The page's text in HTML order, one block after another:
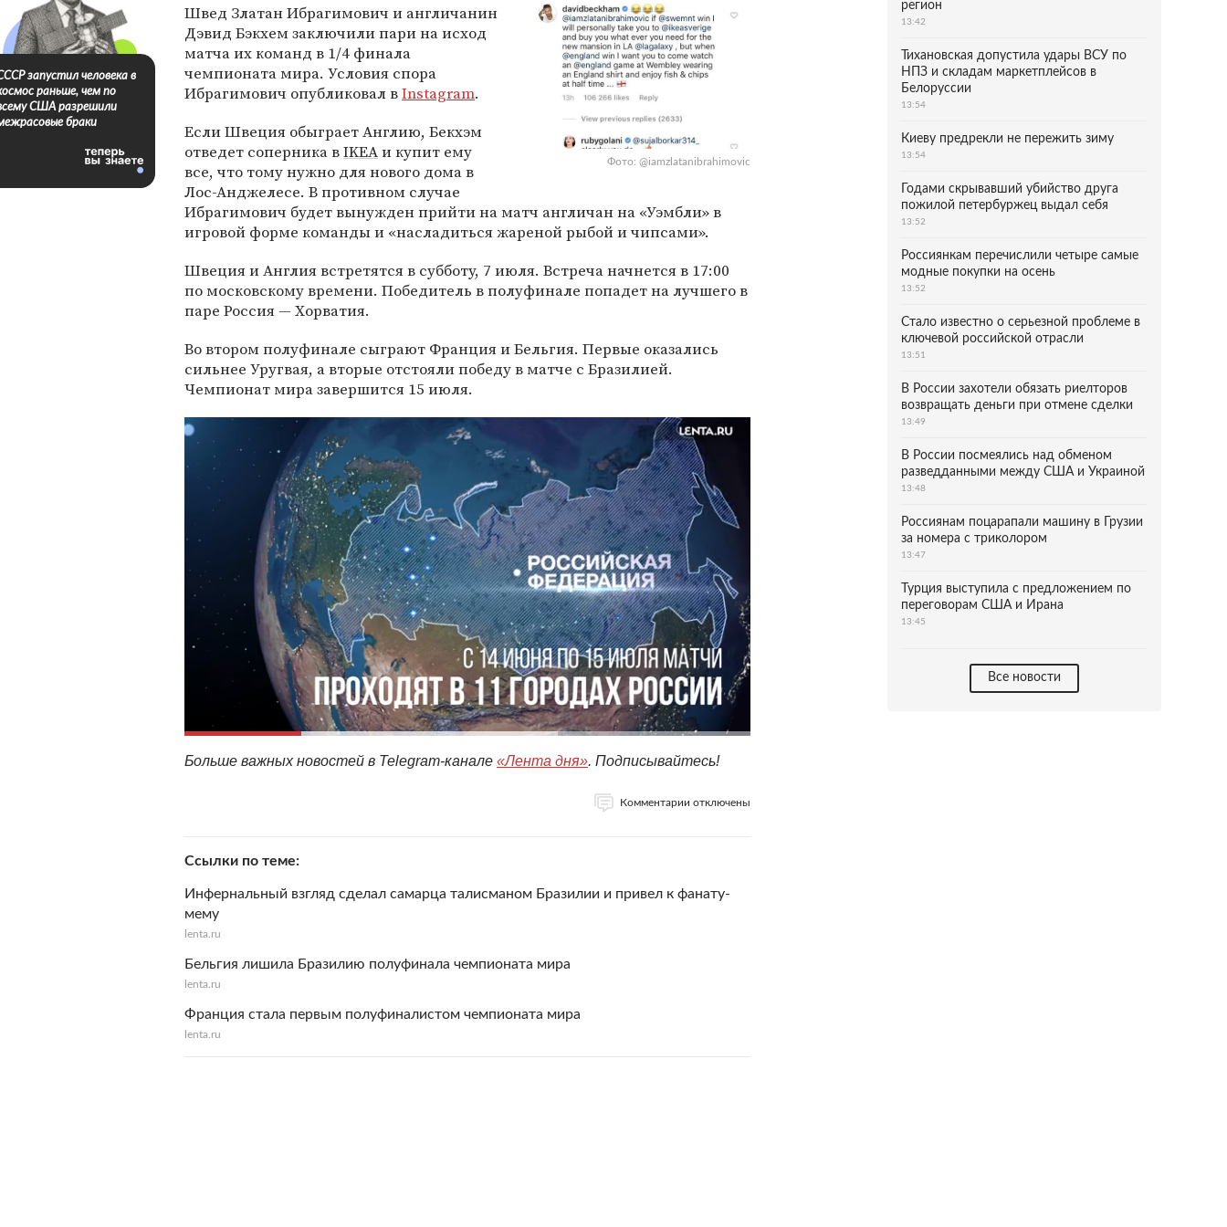
Фото: @iamzlatanibrahimovic
Швед Златан Ибрагимович и англичанин
Дэвид Бэкхем заключили пари на исход
матча их команд в 1/4 финала
чемпионата мира. Условия спора
Ибрагимович опубликовал вInstagram.
Если Швеция обыграет Англию, Бекхэм
отведет соперника вIKEAи купит ему
все, что тому нужно для нового дома в
Лос-Анджелесе. В противном случае
Ибрагимович будет вынужден прийти на матч англичан на «Уэмбли» в
игровой форме команды и «насладиться жареной рыбой и чипсами».
Швеция и Англия встретятся в субботу, 7 июля. Встреча начнется в 17:00
по московскому времени. Победитель в полуфинале попадет на лучшего в
паре Россия — Хорватия.
Во втором полуфинале сыграют Франция и Бельгия. Первые оказались
сильнее Уругвая, а вторые отстояли победу в матче с Бразилией.
Чемпионат мира завершится 15 июля.
Больше важных новостей в Telegram-канале «Лента дня». Подписывайтесь!
Комментарии отключены
Ссылки по теме
Инфернальный взгляд сделал самарца талисманом Бразилии и привел к фанату-
мему
lenta.ru
Бельгия лишила Бразилию полуфинала чемпионата мира
lenta.ru
Франция стала первым полуфиналистом чемпионата мира
lenta.ru
запустил человека в
раньше, чем по
США разрешили
браки
регион
13:42
Тихановская допустила удары ВСУ по
НПЗ и складам маркетплейсов в
Белоруссии
13:54
Киеву предрекли не пережить зиму
13:54
Годами скрывавший убийство друга
пожилой петербуржец выдал себя
13:52
Россиянкам перечислили четыре самые
модные покупки на осень
13:52
Стало известно о серьезной проблеме в
ключевой российской отрасли
13:51
В России захотели обязать риелторов
возвращать деньги при отмене сделки
13:49
В России посмеялись над обменом
разведданными между США и Украиной
13:48
Россиянам поцарапали машину в Грузии
за номера с триколором
13:47
Турция выступила с предложением по
переговорам США и Ирана
13:45
Все новости